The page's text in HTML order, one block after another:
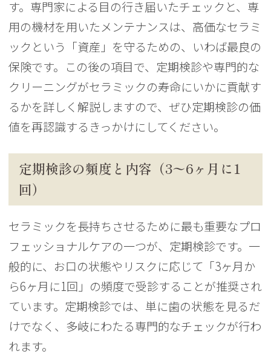
す。専門家による目の行き届いたチェックと、専
用の機材を用いたメンテナンスは、高価なセラミ
ックという「資産」を守るための、いわば最良の
保険です。この後の項目で、定期検診や専門的な
クリーニングがセラミックの寿命にいかに貢献す
るかを詳しく解説しますので、ぜひ定期検診の価
値を再認識するきっかけにしてください。
定期検診の頻度と内容（3〜6ヶ月に1
回）
セラミックを長持ちさせるために最も重要なプロ
フェッショナルケアの一つが、定期検診です。一
般的に、お口の状態やリスクに応じて「3ヶ月か
ら6ヶ月に1回」の頻度で受診することが推奨され
ています。定期検診では、単に歯の状態を見るだ
けでなく、多岐にわたる専門的なチェックが行わ
れます。